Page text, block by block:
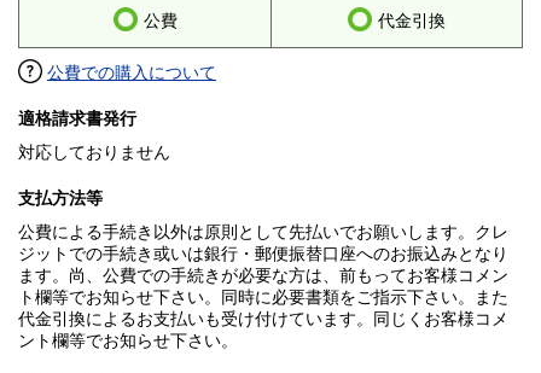
公費 代金引換
公費での購入について
適格請求書発行
対応しておりません
支払方法等
公費による手続き以外は原則として先払いでお願いします。クレ
ジットでの手続き或いは銀行・郵便振替口座へのお振込みとなり
ます。尚、公費での手続きが必要な方は、前もってお客様コメン
ト欄等でお知らせ下さい。同時に必要書類をご指示下さい。また
代金引換によるお支払いも受け付けています。同じくお客様コメ
ント欄等でお知らせ下さい。